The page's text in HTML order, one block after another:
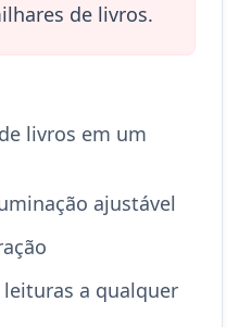
de livros.
livros em um
ajustável
a qualquer